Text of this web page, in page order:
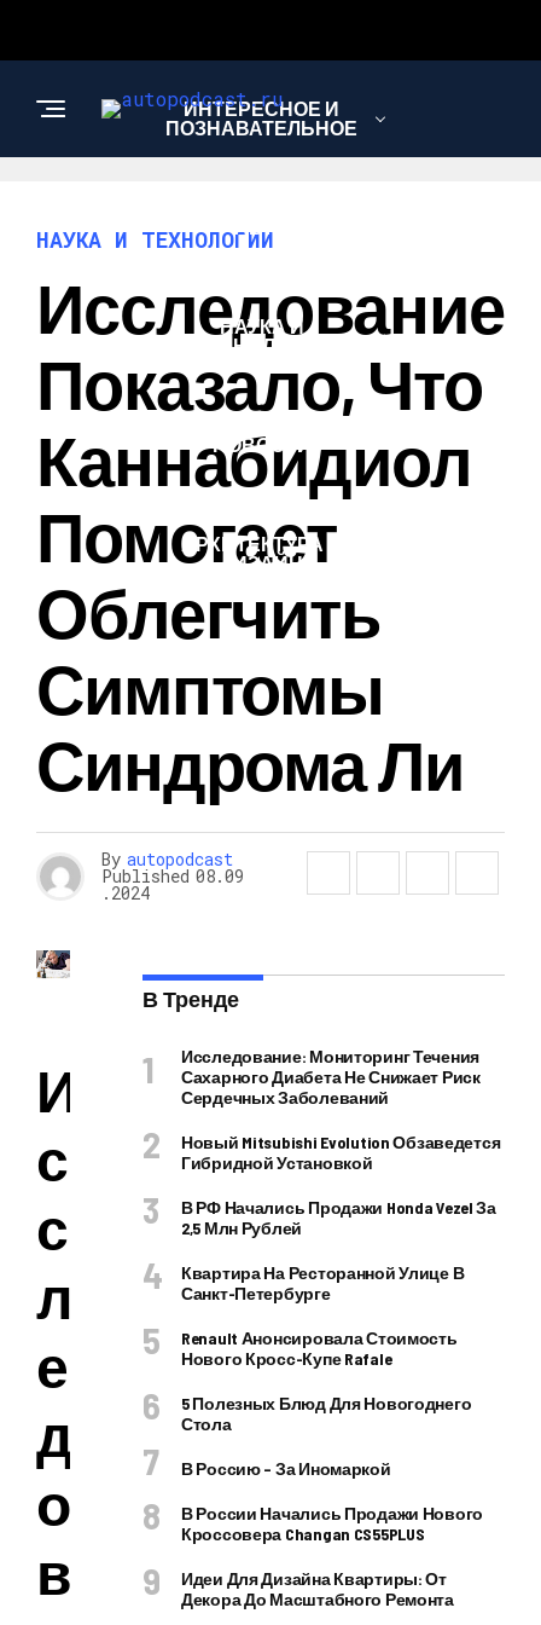
ИНТЕРЕСНОЕ И
ПОЗНАВАТЕЛЬНОЕ
АВТО
НАУКА И
ТЕХНОЛОГИИ
НОВОСТИ
АРХИТЕКТУРА И
ДИЗАЙН
НАУКА И ТЕХНОЛОГИИ
Исследование
Показало, Что
Каннабидиол
Помогает
Облегчить
Симптомы
Синдрома Ли
By autopodcast
Published 08.09
.2024
И
с
с
л
е
д
о
в
В Тренде
Исследование: Мониторинг Течения
Сахарного Диабета Не Снижает Риск
Сердечных Заболеваний
Новый Mitsubishi Evolution Обзаведется
Гибридной Установкой
В РФ Начались Продажи Honda Vezel За
2,5 Млн Рублей
Квартира На Ресторанной Улице В
Санкт-Петербурге
Renault Анонсировала Стоимость
Нового Кросс-Купе Rafale
5 Полезных Блюд Для Новогоднего
Стола
В Россию – За Иномаркой
В России Начались Продажи Нового
Кроссовера Changan CS55PLUS
Идеи Для Дизайна Квартиры: От
Декора До Масштабного Ремонта